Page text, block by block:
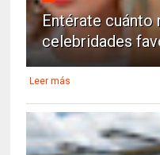
Entérate cuánto
celebridades
Leer más